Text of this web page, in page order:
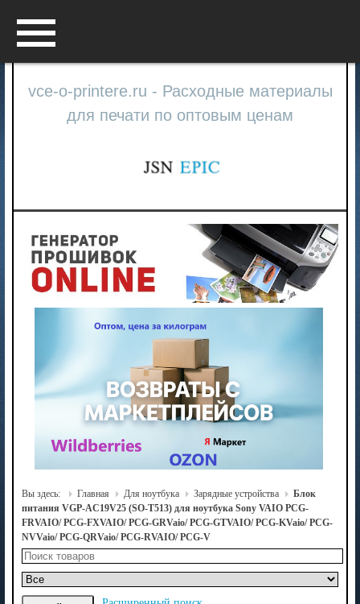
vce-o-printere.ru - Расходные материалы
для печати по оптовым ценам
Вы здесь: Главная Для ноутбука Зарядные устройства
Блок
питания VGP-AC19V25 (SO-T513) для ноутбука Sony VAIO PCG-
FRVAIO/ PCG-FXVAIO/ PCG-GRVaio/ PCG-GTVAIO/ PCG-KVaio/ PCG-
NVVaio/ PCG-QRVaio/ PCG-RVAIO/ PCG-V